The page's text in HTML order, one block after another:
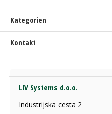
Kategorien
Kontakt
LIV Systems d.o.o.
Industrijska cesta 2